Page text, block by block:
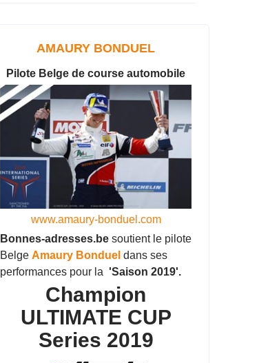
AMAURY BONDUEL
Pilote Belge de course automobile
www.amaury-bonduel.com
Bonnes-adresses.be soutient le pilote
Belge Amaury Bonduel dans ses
performances pour la 'Saison 2019'.
Champion
ULTIMATE CUP
Series 2019